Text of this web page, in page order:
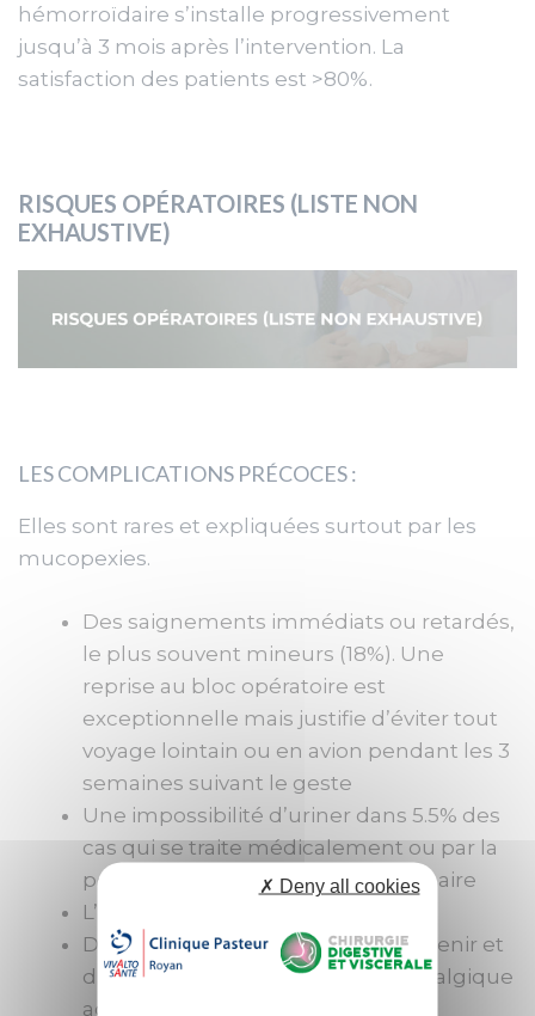
hémorroïdaire s’installe progressivement
jusqu’à 3 mois après l’intervention. La
satisfaction des patients est >80%.
RISQUES OPÉRATOIRES (LISTE NON
EXHAUSTIVE)
LES COMPLICATIONS PRÉCOCES :
Elles sont rares et expliquées surtout par les
mucopexies.
Des saignements immédiats ou retardés,
le plus souvent mineurs (18%). Une
reprise au bloc opératoire est
exceptionnelle mais justifie d’éviter tout
voyage lointain ou en avion pendant les 3
semaines suivant le geste
Une impossibilité d’uriner dans 5.5% des
cas qui se traite médicalement ou par la
pose temporaire d’une sonde urinaire
L’infection est exceptionnelle
Des douleurs anales peuvent survenir et
disparaitre avec un traitement antalgique
adapté à son intensité
✗ Deny all cookies